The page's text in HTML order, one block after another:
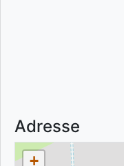
Adresse
+